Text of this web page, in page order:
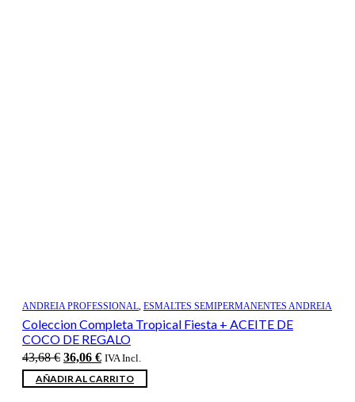
ANDREIA PROFESSIONAL, ESMALTES SEMIPERMANENTES ANDREIA
Coleccion Completa Tropical Fiesta + ACEITE DE
COCO DE REGALO
43,68€ El
precio
original
36,06 €El
precio
actual
IVA Incl.
AÑADIR AL CARRITO